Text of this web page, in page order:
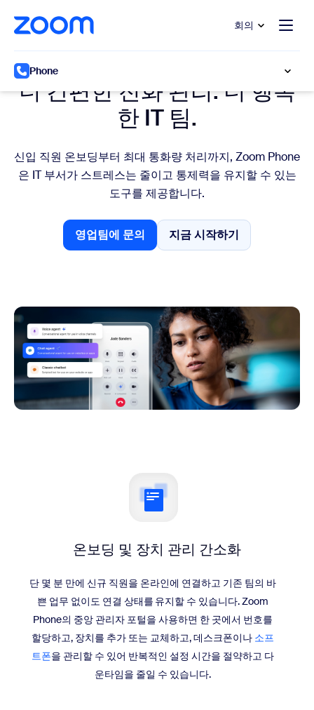
으로 건너뛰기
팅으로 건너뛰기 회의
Phone
더 간편한 전화 관리. 더 행복
한 IT 팀.
신입 직원 온보딩부터 최대 통화량 처리까지, Zoom Phone
은 IT 부서가 스트레스는 줄이고 통제력을 유지할 수 있는
도구를 제공합니다.
영업팀에 문의
영업팀에 문의
지금 시작하기
지금 시작하기
온보딩 및 장치 관리 간소화
단 몇 분 만에 신규 직원을 온라인에 연결하고 기존 팀의 바
쁜 업무 없이도 연결 상태를 유지할 수 있습니다. Zoom
Phone의 중앙 관리자 포털을 사용하면 한 곳에서 번호를
할당하고, 장치를 추가 또는 교체하고, 데스크폰이나 소프
트폰을 관리할 수 있어 반복적인 설정 시간을 절약하고 다
운타임을 줄일 수 있습니다.